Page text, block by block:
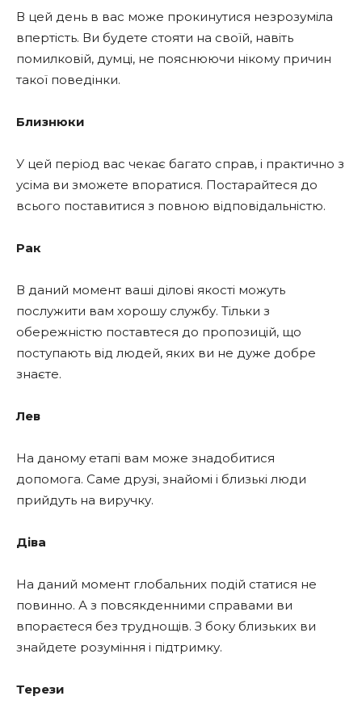
В цей день в вас може прокинутися незрозуміла
впертість. Ви будете стояти на своїй, навіть
помилковій, думці, не пояснюючи нікому причин
такої поведінки.
Близнюки
У цей період вас чекає багато справ, і практично з
усіма ви зможете впоратися. Постарайтеся до
всього поставитися з повною відповідальністю.
Рак
В даний момент ваші ділові якості можуть
послужити вам хорошу службу. Тільки з
обережністю поставтеся до пропозицій, що
поступають від людей, яких ви не дуже добре
знаєте.
Лев
На даному етапі вам може знадобитися
допомога. Саме друзі, знайомі і близькі люди
прийдуть на виручку.
Діва
На даний момент глобальних подій статися не
повинно. А з повсякденними справами ви
впораєтеся без труднощів. З боку близьких ви
знайдете розуміння і підтримку.
Терези